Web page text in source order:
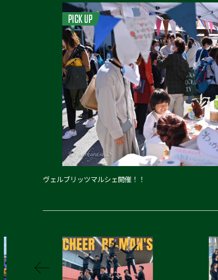
PICK UP
ヴェルブリッツマルシェ開催！！